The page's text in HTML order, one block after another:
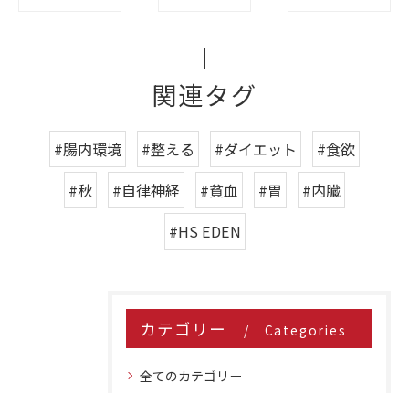
関連タグ
#腸内環境 #整える #ダイエット
#食欲
#秋
#自律神経 #貧血 #胃
#内臓
#HS EDEN
カテゴリー Categories
全てのカテゴリー